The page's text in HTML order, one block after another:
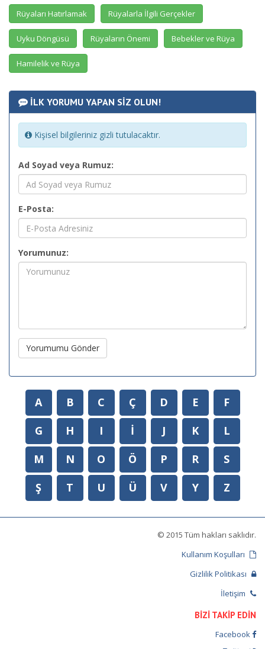
Rüyaları Hatırlamak Rüyalarla İlgili Gerçekler
Uyku Döngüsü Rüyaların Önemi Bebekler ve Rüya
Hamilelik ve Rüya
İLK YORUMU YAPAN SİZ OLUN!
Kişisel bilgileriniz gizli tutulacaktır.
Ad Soyad veya Rumuz:
E-Posta:
Yorumunuz:
Yorumumu Gönder
A B C Ç D E
F
G
H I İ J K
L
M
N O Ö P R
S
Ş
T U Ü V Y Z
© 2015 Tüm hakları saklıdır.
Kullanım Koşulları
Gizlilik Politikası
İletişim
BİZİ TAKİP EDİN
Facebook